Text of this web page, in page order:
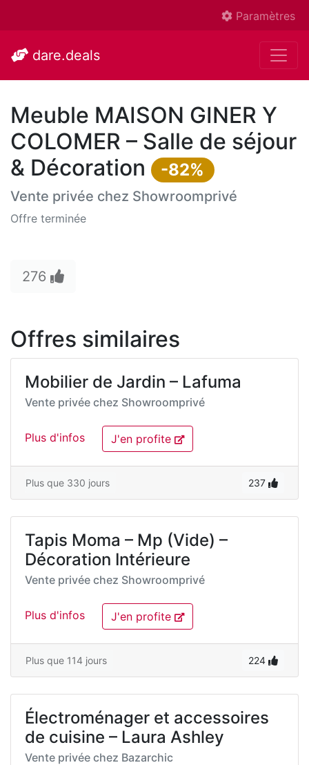
Paramètres
dare.deals
Meuble MAISON GINER Y
COLOMER – Salle de séjour
& Décoration
-82%
Vente privée chez Showroomprivé
Offre terminée
276
Offres similaires
Mobilier de Jardin – Lafuma
Vente privée chez Showroomprivé
Plus d'infos J'en profite
Plus que 330 jours 237
Tapis Moma – Mp (Vide) –
Décoration Intérieure
Vente privée chez Showroomprivé
Plus d'infos J'en profite
Plus que 114 jours 224
Électroménager et accessoires
de cuisine – Laura Ashley
Vente privée chez Bazarchic